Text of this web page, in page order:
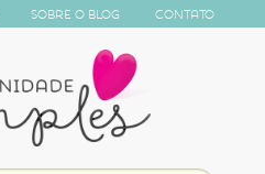
Sobre o Blog Contato